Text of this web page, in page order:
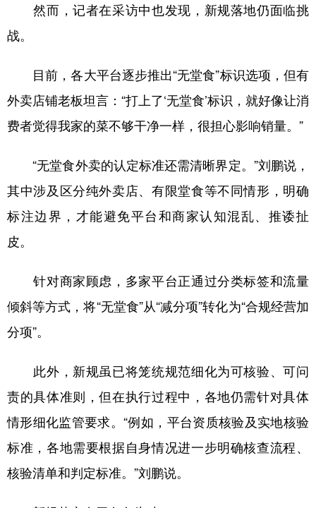
然而，记者在采访中也发现，新规落地仍面临挑
战。
目前，各大平台逐步推出“无堂食”标识选项，但有
外卖店铺老板坦言：“打上了‘无堂食’标识，就好像让消
费者觉得我家的菜不够干净一样，很担心影响销量。”
“无堂食外卖的认定标准还需清晰界定。”刘鹏说，
其中涉及区分纯外卖店、有限堂食等不同情形，明确
标注边界，才能避免平台和商家认知混乱、推诿扯
皮。
针对商家顾虑，多家平台正通过分类标签和流量
倾斜等方式，将“无堂食”从“减分项”转化为“合规经营加
分项”。
此外，新规虽已将笼统规范细化为可核验、可问
责的具体准则，但在执行过程中，各地仍需针对具体
情形细化监管要求。“例如，平台资质核验及实地核验
标准，各地需要根据自身情况进一步明确核查流程、
核验清单和判定标准。”刘鹏说。